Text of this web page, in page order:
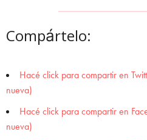
Compártelo:
Hacé click para compartir en
nueva)
Hacé click para compartir en
nueva)